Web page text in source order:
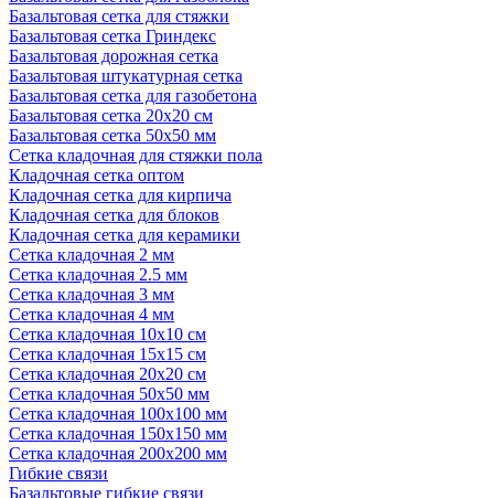
Базальтовая сетка для стяжки
Базальтовая сетка Гриндекс
Базальтовая дорожная сетка
Базальтовая штукатурная сетка
Базальтовая сетка для газобетона
Базальтовая сетка 20x20 см
Базальтовая сетка 50x50 мм
Сетка кладочная для стяжки пола
Кладочная сетка оптом
Кладочная сетка для кирпича
Кладочная сетка для блоков
Кладочная сетка для керамики
Сетка кладочная 2 мм
Сетка кладочная 2.5 мм
Сетка кладочная 3 мм
Сетка кладочная 4 мм
Сетка кладочная 10x10 см
Сетка кладочная 15x15 см
Сетка кладочная 20x20 см
Сетка кладочная 50x50 мм
Сетка кладочная 100x100 мм
Сетка кладочная 150x150 мм
Сетка кладочная 200x200 мм
Гибкие связи
Базальтовые гибкие связи